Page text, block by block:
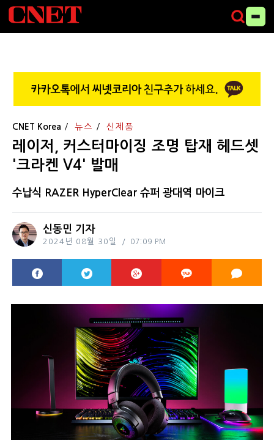
CNET Korea 뉴스 신제품
레이저, 커스터마이징 조명 탑재 헤드셋
'크라켄 V4' 발매
수납식 RAZER HyperClear 슈퍼 광대역 마이크
신동민 기자
2024년 08월 30일 07:09 PM